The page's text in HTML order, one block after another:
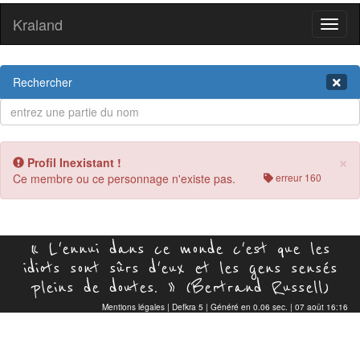
Kraland
Rechercher
×
Profil Inexistant !
Ce membre ou ce personnage n'existe pas.
erreur 160
« L'ennui dans ce monde c'est que les
idiots sont sûrs d'eux et les gens sensés
pleins de doutes. » (Bertrand Russell)
Mentions légales | Defkra 5 | Généré en 0.06 sec. | 07 août 16:16